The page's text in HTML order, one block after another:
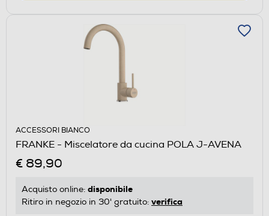
ACCESSORI BIANCO
FRANKE - Miscelatore da cucina POLA J-AVENA
€ 89,90
Acquisto online: disponibile
Ritiro in negozio in 30' gratuito: verifica